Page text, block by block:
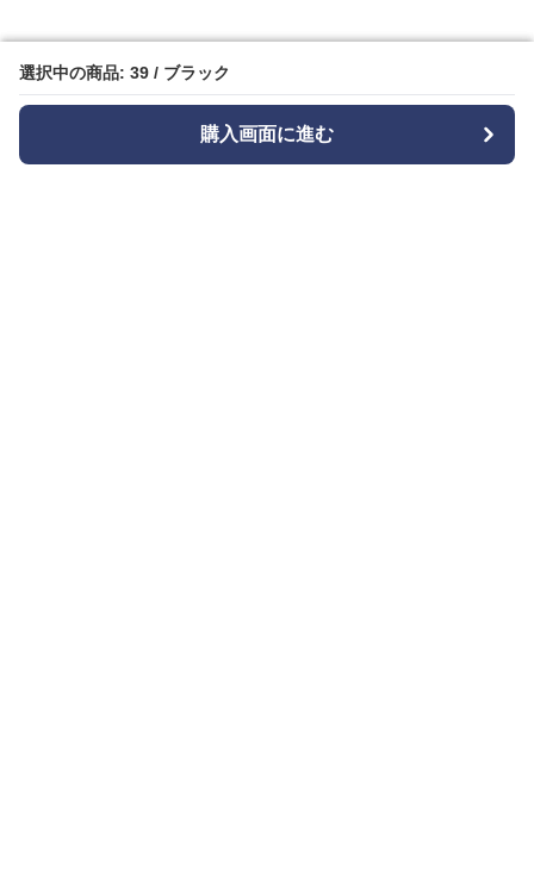
選択中の商品: 39 / ブラック
購入画面に進む
選択中の商品: 39 / ブラック
購入画面に進む